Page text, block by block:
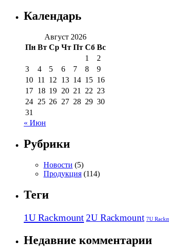
Календарь
Август 2026
Пн Вт Ср Чт Пт Сб Вс
1
2
3
4 5 6 7 8
9
10 11 12 13 14 15 16
17 18 19 20 21 22 23
24 25 26 27 28 29 30
31
« Июн
Рубрики
Новости (5)
Продукция (114)
Теги
1U Rackmount 2U Rackmount 7U
Недавние комментарии